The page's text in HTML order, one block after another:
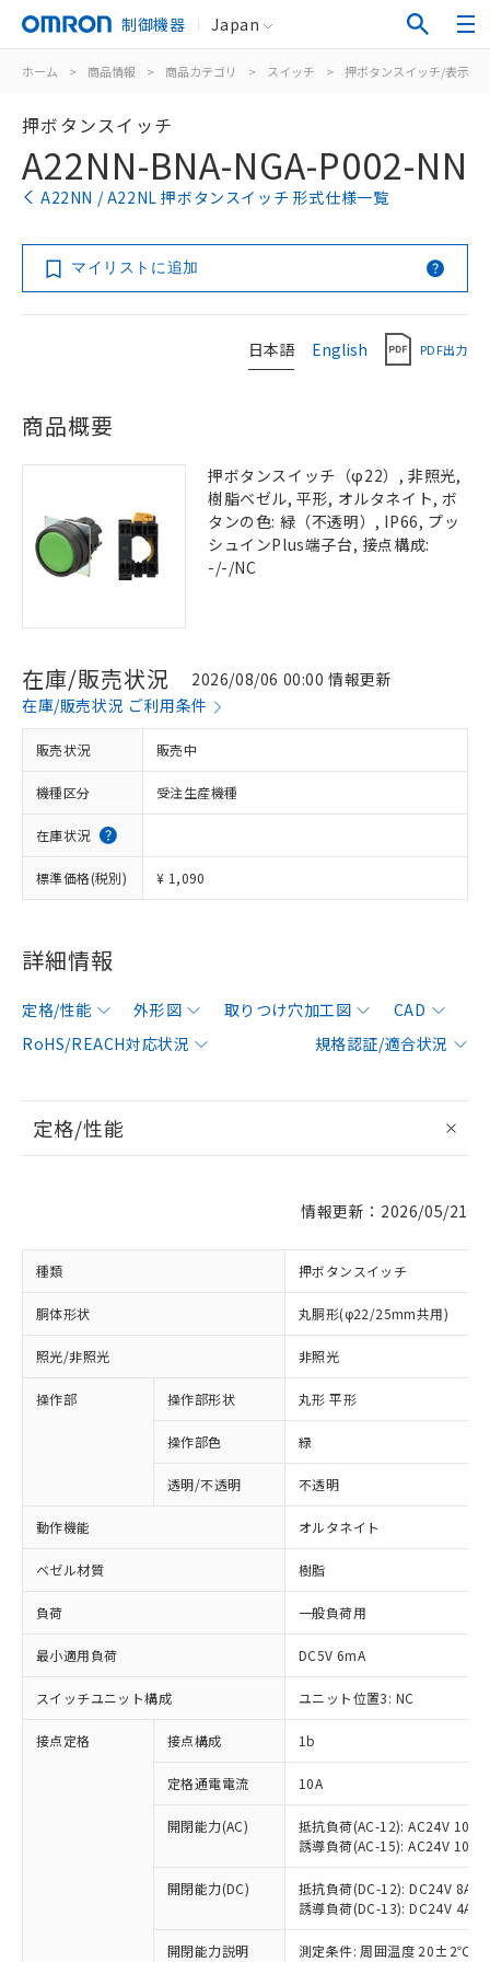
制御機器 Japan
ホーム > 商品情報 > 商品カテゴリ > スイッチ > 押ボタンスイッチ/表示灯
押ボタンスイッチ
A22NN-BNA-NGA-P002-NN
A22NN / A22NL 押ボタンスイッチ 形式仕様一覧
マイリストに追加
日本語 English PDF出力
商品概要
押ボタンスイッチ（φ22）, 非照光,
樹脂ベゼル, 平形, オルタネイト, ボ
タンの色: 緑（不透明）, IP66, プッ
シュインPlus端子台, 接点構成:
-/-/NC
在庫/販売状況
2026/08/06 00:00 情報更新
在庫/販売状況 ご利用条件
販売状況 販売中
機種区分 受注生産機種
在庫状況
標準価格(税別) ¥ 1,090
詳細情報
定格/性能 外形図 取りつけ穴加工図
CAD
RoHS/REACH対応状況
規格認証/適合状況
定格/性能
情報更新：2026/05/21
種類 押ボタンスイッチ
胴体形状 丸胴形(φ22/25mm共用)
照光/非照光 非照光
操作部 操作部形状 丸形 平形
操作部色 緑
透明/不透明 不透明
動作機能 オルタネイト
ベゼル材質 樹脂
負荷 一般負荷用
最小適用負荷 DC5V 6mA
スイッチユニット構成 ユニット位置3: NC
接点定格 接点構成 1b
定格通電電流 10A
開閉能力(AC)
抵抗負荷(AC-12): AC24V 10A/
誘導負荷(AC-15): AC24V
開閉能力(DC)
抵抗負荷(DC-12): DC24V 8A/
誘導負荷(DC-13): DC24V 4A/
開閉能力説明 測定条件: 周囲温度 20±2℃、
※1 対応状況
対応済み：EU RoHS指令（10物質）の
非含有に対応した製品が提供可能な商品で
対応予定：EU RoHS指令（10物質）の非含
有に対応した製品に切り替える予定のある